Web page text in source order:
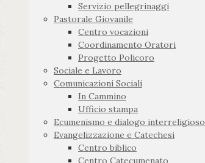
Servizio pellegrinaggi
Pastorale Giovanile
Centro vocazioni
Coordinamento Oratori
Progetto Policoro
Sociale e Lavoro
Comunicazioni Sociali
In Cammino
Ufficio stampa
Ecumenismo e dialogo interreligioso
Evangelizzazione e Catechesi
Centro biblico
Centro Catecumenato